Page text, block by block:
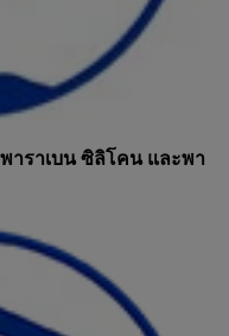
าราเบน ซิลิโคน และพา